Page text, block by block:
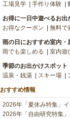
工場見学
手作り体験
お得に一日中遊べるお出
お得なクーポン
無料で
雨の日におすすめ室内・
雨でも楽しめる
室内遊
季節のお出かけスポット
温泉・銭湯
スキー場
おすすめ情報
2026年「夏休み特集」
2026年「自由研究特集